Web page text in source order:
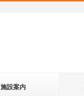
施設案内